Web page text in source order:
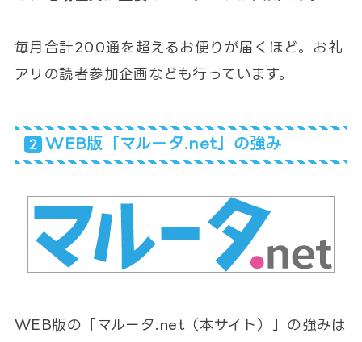
毎月合計200通を超えるお便りが届くほど。お礼
アリの読者参加企画なども行っています。
WEB版「マルータ.net」の強み
WEB版の「マルータ.net（本サイト）」の強みは